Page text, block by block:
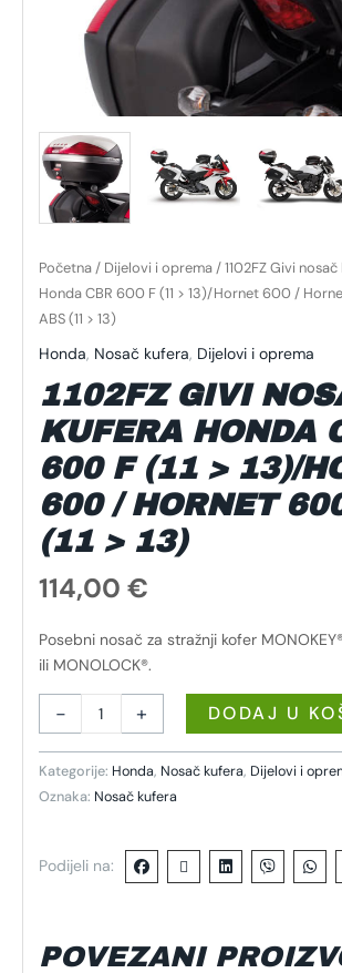
Početna / Dijelovi i oprema / 1102FZ Givi
Honda CBR 600 F (11 > 13)/Hornet 600 /
ABS (11 > 13)
Honda, Nosač kufera, Dijelovi i oprema
1102FZ GIVI
KUFERA HONDA
600 F (11 > 13)/
600 / HORNET
(11 > 13)
114,00 €
Posebni nosač za stražnji kofer
ili MONOLOCK®.
- + DODAJ U
Kategorije: Honda, Nosač kufera, Dijelovi i
Oznaka: Nosač kufera
Podijeli na:
POVEZANI